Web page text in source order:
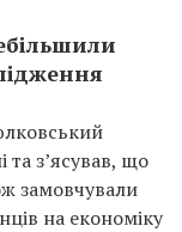
та з’ясував, що
замовчували
на економіку